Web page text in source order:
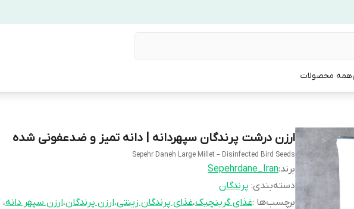
همه محصولات
ارزن درشت پرندگان سپهردانه | دانه تمیز و ضدعفونی شده
Sepehr Daneh Large Millet – Disinfected Bird Seeds
برند:Sepehrdane_Iran
دسته‌بندی: پرندگان
برچسب‌ها :غذای گرینچیک،غذای پرندگان زینتی،ارزن پرندگان،ارزن سپهر دانه،